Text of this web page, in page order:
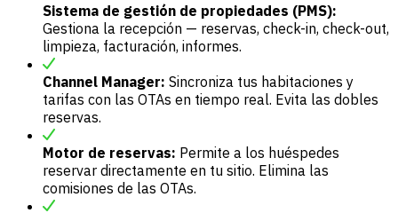
Sistema de gestión de propiedades (PMS):
Gestiona la recepción — reservas, check-in, check-out,
limpieza, facturación, informes.
Channel Manager: Sincroniza tus habitaciones y
tarifas con las OTAs en tiempo real. Evita las dobles
reservas.
Motor de reservas: Permite a los huéspedes
reservar directamente en tu sitio. Elimina las
comisiones de las OTAs.